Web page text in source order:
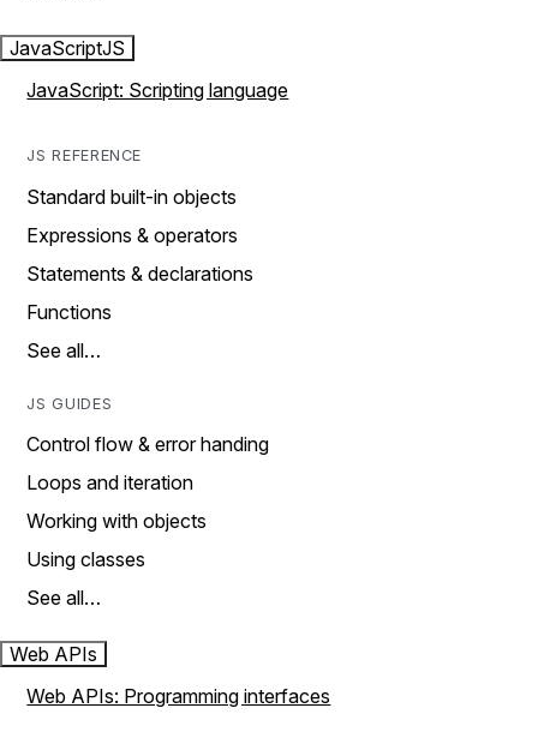
JavaScriptJS
JavaScript: Scripting language
JS REFERENCE
Standard built-in objects
Expressions & operators
Statements & declarations
Functions
See all…
JS GUIDES
Control flow & error handing
Loops and iteration
Working with objects
Using classes
See all…
Web APIs
Web APIs: Programming interfaces